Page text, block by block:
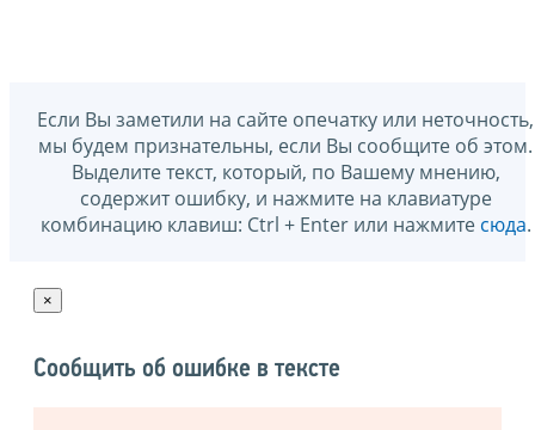
Если Вы заметили на сайте опечатку или неточность,
мы будем признательны, если Вы сообщите об этом.
Выделите текст, который, по Вашему мнению,
содержит ошибку, и нажмите на клавиатуре
комбинацию клавиш: Ctrl + Enter или нажмите сюда.
×
Сообщить об ошибке в тексте